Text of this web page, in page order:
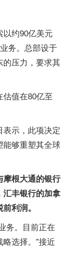
以约90亿美元
务。总部设于
的压力，要求其
估值在80亿至
示，此项决定
能够重塑其全球
摩根大通的银行
汇丰银行的加拿
利润。
务。目前正在
选择。”接近